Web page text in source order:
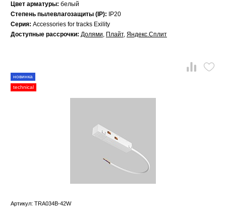
Цвет арматуры: белый
Степень пылевлагозащиты (IP):
IP20
Серия: Accessories for tracks Exility
Доступные рассрочки: Долями, Плайт, Яндекс.Сплит
новинка
technical
Артикул: TRA034B-42W